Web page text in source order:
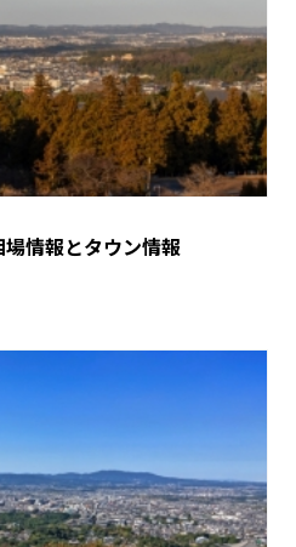
情報とタウン情報